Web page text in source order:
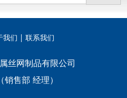
我们 | 联系我们
丝网制品有限公司
销售部 经理）